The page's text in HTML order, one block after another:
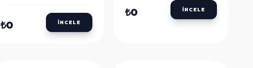
₺0 İNCELE
ALK2796
₺0 İNCELE